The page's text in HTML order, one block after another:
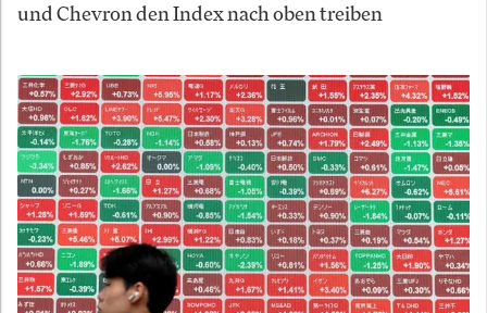
und Chevron den Index nach oben treiben